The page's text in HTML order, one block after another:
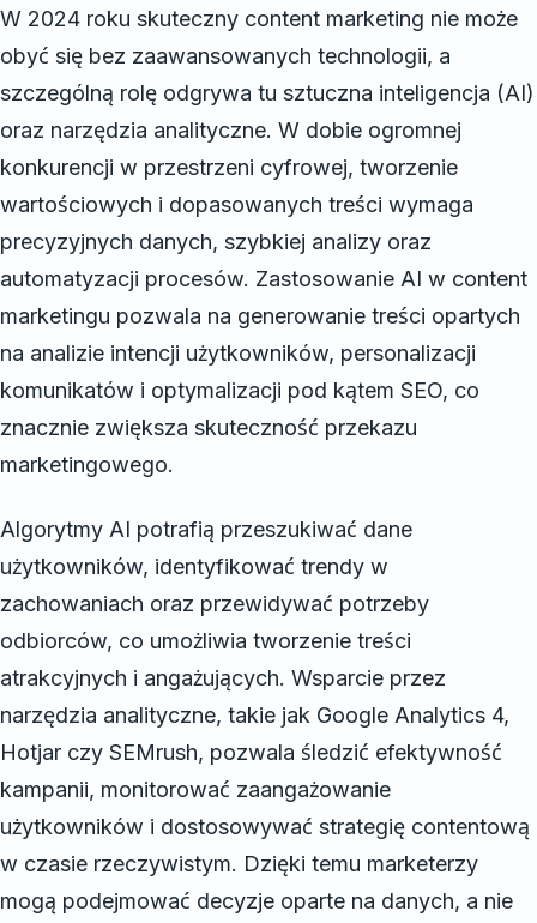
W 2024 roku skuteczny content marketing nie może
obyć się bez zaawansowanych technologii, a
szczególną rolę odgrywa tu sztuczna inteligencja (AI)
oraz narzędzia analityczne. W dobie ogromnej
konkurencji w przestrzeni cyfrowej, tworzenie
wartościowych i dopasowanych treści wymaga
precyzyjnych danych, szybkiej analizy oraz
automatyzacji procesów. Zastosowanie AI w content
marketingu pozwala na generowanie treści opartych
na analizie intencji użytkowników, personalizacji
komunikatów i optymalizacji pod kątem SEO, co
znacznie zwiększa skuteczność przekazu
marketingowego.
Algorytmy AI potrafią przeszukiwać dane
użytkowników, identyfikować trendy w
zachowaniach oraz przewidywać potrzeby
odbiorców, co umożliwia tworzenie treści
atrakcyjnych i angażujących. Wsparcie przez
narzędzia analityczne, takie jak Google Analytics 4,
Hotjar czy SEMrush, pozwala śledzić efektywność
kampanii, monitorować zaangażowanie
użytkowników i dostosowywać strategię contentową
w czasie rzeczywistym. Dzięki temu marketerzy
mogą podejmować decyzje oparte na danych, a nie